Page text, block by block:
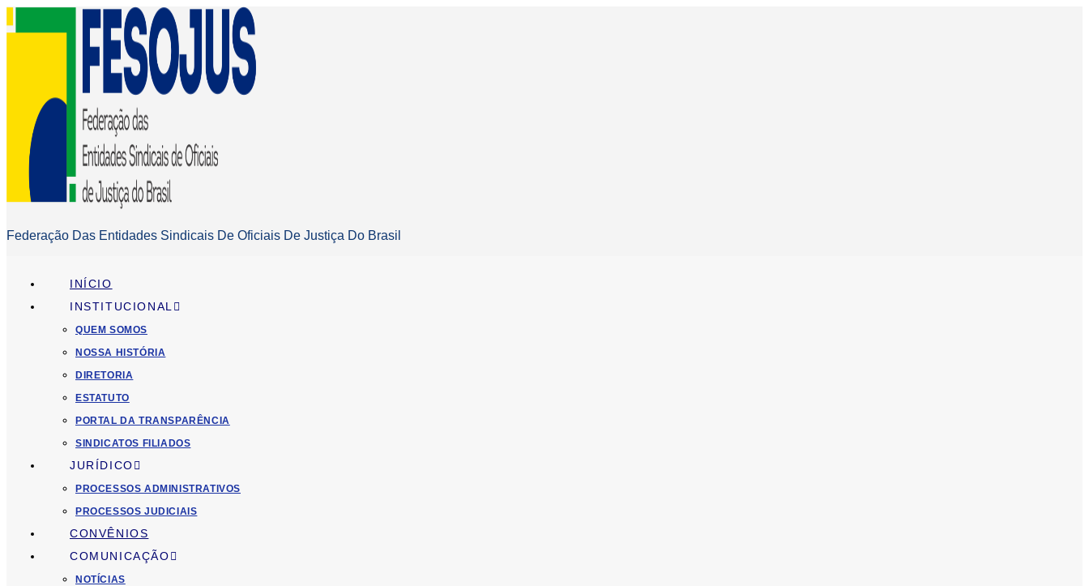
Federação Das Entidades Sindicais De Oficiais De Justiça Do Brasil
INÍCIO
INSTITUCIONAL
QUEM SOMOS
NOSSA HISTÓRIA
DIRETORIA
ESTATUTO
PORTAL DA TRANSPARÊNCIA
SINDICATOS FILIADOS
JURÍDICO
PROCESSOS ADMINISTRATIVOS
PROCESSOS JUDICIAIS
CONVÊNIOS
COMUNICAÇÃO
NOTÍCIAS